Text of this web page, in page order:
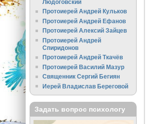
Людоговский
Протоиерей Андрей Кульков
Протоиерей Андрей Ефанов
Протоиерей Алексий Зайцев
Протоиерей Андрей
Спиридонов
Протоиерей Андрей Ткачёв
Протоиерей Василий Мазур
Священник Сергий Бегиян
Иерей Владислав Береговой
Задать вопрос психологу